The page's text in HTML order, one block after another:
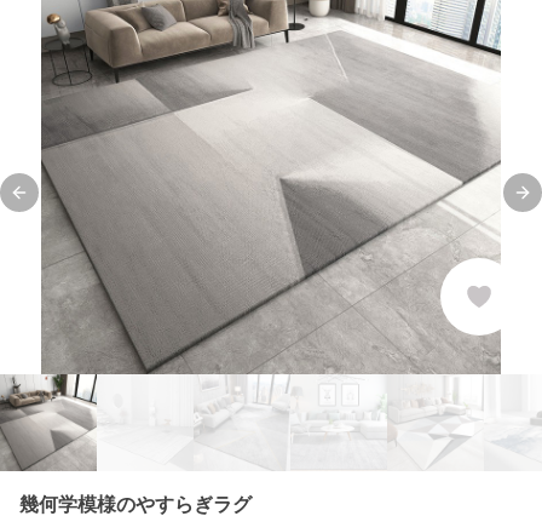
Previous slide
幾何学模様のやすらぎラグ